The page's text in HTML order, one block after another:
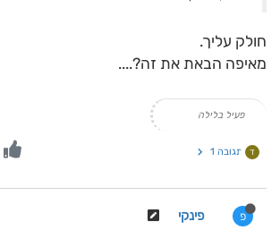
חולק עליך.
מאיפה הבאת את זה?....
פעיל בלילה
ד תגובה 1
פ פינקי